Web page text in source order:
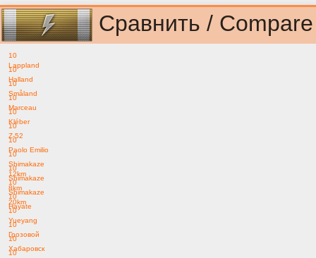
Сравнить / Compare
10
Lappland
10
Halland
10
Småland
10
Marceau
10
Kléber
10
Z-52
10
Paolo Emilio
10
Shimakaze
12km
10
Shimakaze
8km
10
Shimakaze
20km
10
Hayate
10
Yueyang
10
Грозовой
10
Хабаровск
10